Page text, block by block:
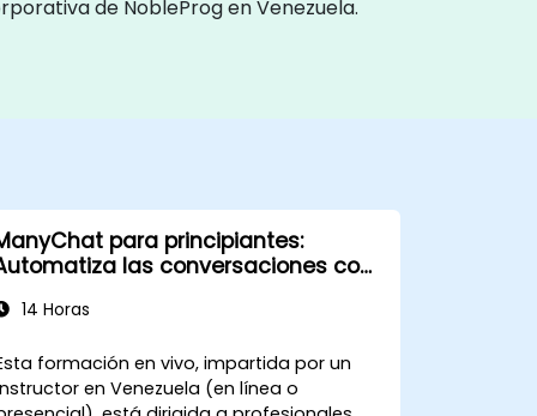
de NobleProg en Venezuela.
para principiantes:
las conversaciones con
14 Horas
formación en vivo, impartida por un
en Venezuela (en línea o